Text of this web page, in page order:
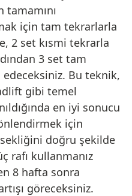
tamamını
için tam tekrarlarla
2 set kısmi tekrarla
3 set tam
edeceksiniz. Bu teknik,
gibi temel
en iyi sonucu
için
doğru şekilde
rafı kullanmanız
8 hafta sonra
göreceksiniz.